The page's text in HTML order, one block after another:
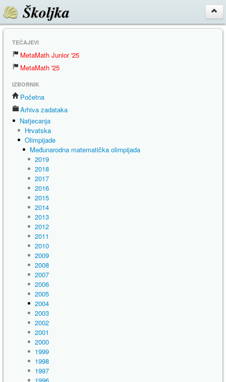
Školjka
TEČAJEVI
MetaMath Junior '25
MetaMath '25
IZBORNIK
Početna
Arhiva zadataka
Natjecanja
Hrvatska
Olimpijade
Međunarodna matematička olimpijada
2019
2018
2017
2016
2015
2014
2013
2012
2011
2010
2009
2008
2007
2006
2005
2004
2003
2002
2001
2000
1999
1998
1997